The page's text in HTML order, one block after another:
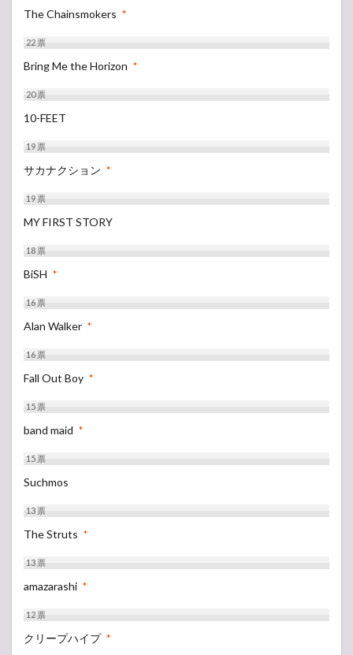
The Chainsmokers *
22票
Bring Me the Horizon *
20票
10-FEET
19票
サカナクション *
19票
MY FIRST STORY
18票
BiSH *
16票
Alan Walker *
16票
Fall Out Boy *
15票
band maid *
15票
Suchmos
13票
The Struts *
13票
amazarashi *
12票
クリープハイプ *